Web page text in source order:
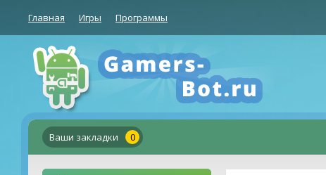
Главная Игры Программы
Ваши закладки 0